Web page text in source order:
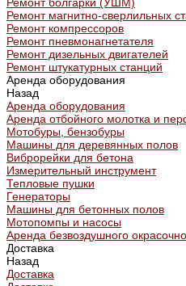
Ремонт магнитно-сверлильных
Ремонт компрессоров
Ремонт пневмонагнетателя
Ремонт дизельных двигателей
Ремонт штукатурных станций
Аренда оборудования
Назад
Аренда оборудования
Аренда отбойного молотка и
Мотобуры, бензобуры
Машины для деревянных полов
Виброрейки для бетона
Измерительный инструмент
Тепловые пушки
Генераторы
Машины для бетонных полов
Мотопомпы и насосы
Аренда безвоздушного
Доставка
Назад
Доставка